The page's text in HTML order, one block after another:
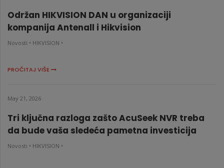
Održan HIKVISION DAN u organizaciji
kompanija Antenall i Hikvision
Novosti • HIKVISION •
PROČITAJ VIŠE
May 21, 2026
Tri ključna razloga zašto AcuSeek NVR treba
da bude vaša sledeća pametna investicija
Novosti • HIKVISION •